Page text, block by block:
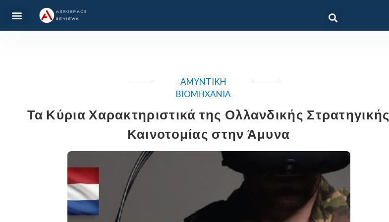
AMYNTIKH
BIOMHXANIA
Τα Κύρια Χαρακτηριστικά της Ολλανδικής Στρατηγικής
Καινοτομίας στην Άμυνα